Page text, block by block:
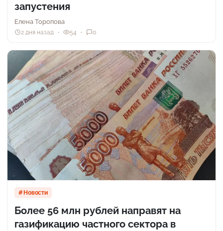
запустения
Елена Торопова
2 дня назад 54 0
Новости
Более 56 млн рублей направят на
газификацию частного сектора в